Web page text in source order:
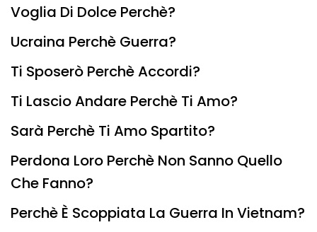
Voglia Di Dolce Perchè?
Ucraina Perchè Guerra?
Ti Sposerò Perchè Accordi?
Ti Lascio Andare Perchè Ti Amo?
Sarà Perchè Ti Amo Spartito?
Perdona Loro Perchè Non Sanno Quello
Che Fanno?
Perchè È Scoppiata La Guerra In Vietnam?